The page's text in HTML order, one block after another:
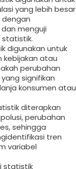
yang lebih besar
dengan
menguji
statistik.
digunakan untuk
kebijakan atau
perubahan
signifikan
konsumen atau
diterapkan
perubahan
sehingga
tren
variabel
statistik